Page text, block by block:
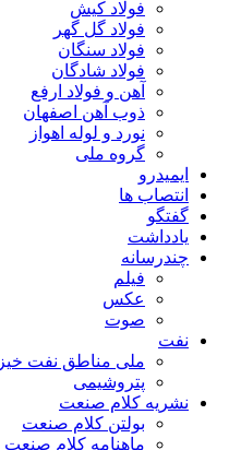
فولاد کیش
فولاد گل گهر
فولاد سنگان
فولاد شادگان
آهن و فولاد ارفع
ذوب آهن اصفهان
نورد و لوله اهواز
گروه ملی
ایمیدرو
انتصاب ها
گفتگو
یادداشت
چندرسانه
فیلم
عکس
صوت
نفت
ملی مناطق نفت خیز
پتروشیمی
نشریه کلام صنعت
بولتن کلام صنعت
ماهنامه کلام صنعت